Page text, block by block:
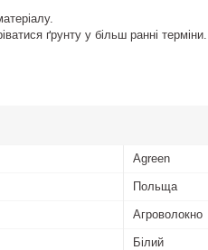
ґрунту у більш ранні терміни.
Agreen
Польща
Агроволокно
Білий